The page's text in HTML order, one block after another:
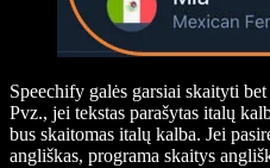
Speechify galės garsiai skaityti
Pvz., jei tekstas parašytas italų
bus skaitomas italų kalba. Jei
angliškas, programa skaitys